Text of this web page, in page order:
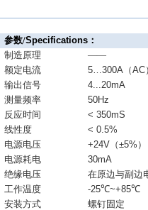
参数/Specifications ：
制造原理
——
额定电流
5…300A （AC
输出信号
4...20mA
测量频率
50Hz
反应时间
< 350mS
线性度
< 0.5%
电源电压
+24V （±5% ）
电源耗电
30mA
绝缘电压
在原边与副边
工作温度
-25℃~+85℃
安装方式
螺钉固定